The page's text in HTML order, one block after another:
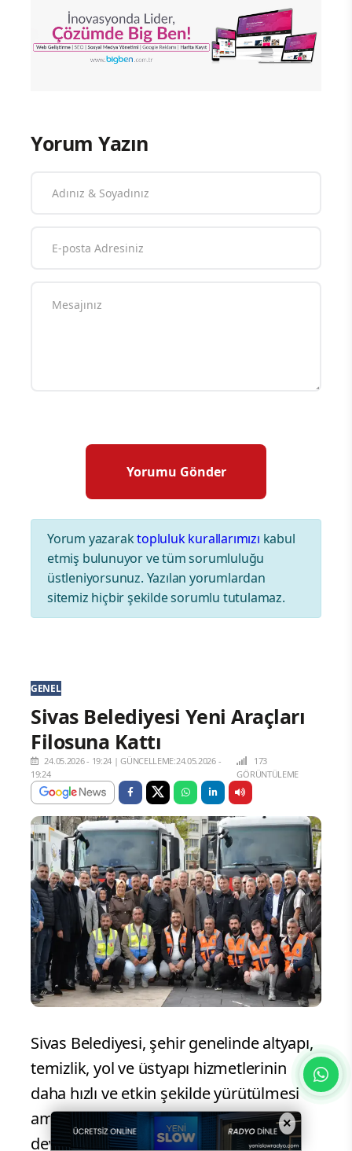
Yorum Yazın
Yorum yazaraktopluluk kurallarımızı kabul
etmiş bulunuyor ve tüm sorumluluğu
üstleniyorsunuz. Yazılan yorumlardan
sitemiz hiçbir şekilde sorumlu tutulamaz.
GENEL
Sivas Belediyesi Yeni Araçları
Filosuna Kattı
24.05.2026 - 19:24 |GÜNCELLEME:24.05.2026 -
19:24
173
GÖRÜNTÜLEME
Sivas Belediyesi, şehir genelinde altyapı,
temizlik, yol ve üstyapı hizmetlerinin
daha hızlı ve etkin şekilde yürütülmesi
amacıyla araç filosunu güçlendirmeye
devam ediyor. Bu kapsamda belediye
×